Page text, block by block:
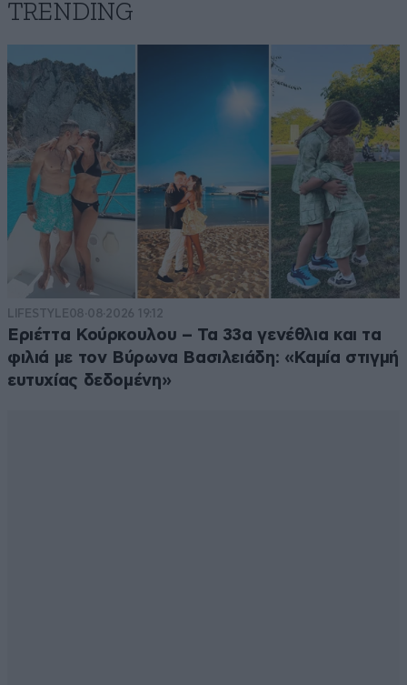
TRENDING
LIFESTYLE08·08·2026 19:12
Εριέττα Κούρκουλου – Τα 33α γενέθλια και τα
φιλιά με τον Βύρωνα Βασιλειάδη: «Καμία στιγμή
ευτυχίας δεδομένη»